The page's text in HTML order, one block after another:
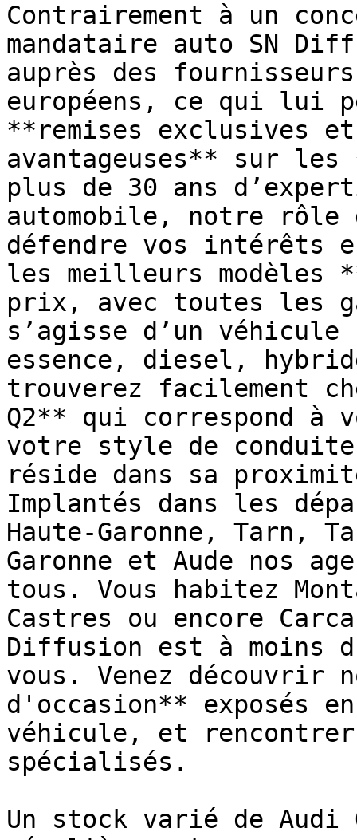
Contrairement à un
mandataire auto SN
auprès des
européens, ce qui lui
**remises exclusives
avantageuses** sur
plus de 30 ans
automobile, notre rôle
défendre vos intérêts
les meilleurs modèles
prix, avec toutes les
s’agisse d’un
essence, diesel,
trouverez facilement
Q2** qui correspond à
votre style de
réside dans sa
Implantés dans les
Haute-Garonne, Tarn,
Garonne et Aude nos
tous. Vous habitez
Castres ou encore
Diffusion est à moins
vous. Venez découvrir
d'occasion** exposés
véhicule, et
spécialisés.
Un stock varié de Audi